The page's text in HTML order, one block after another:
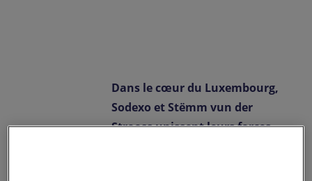
Dans le cœur du Luxembourg,
Sodexo et Stëmm vun der
Strooss unissent leurs forces